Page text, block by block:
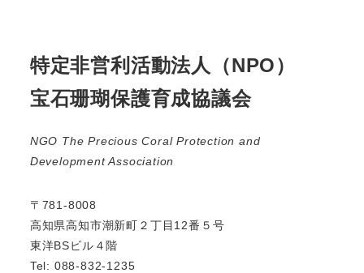
特定非営利活動法人（NPO）
宝石珊瑚保護育成協議会
NGO The Precious Coral Protection and
Development Association
〒781-8008
高知県高知市潮新町２丁目12番５号
東洋BSビル４階
Tel: 088-832-1235